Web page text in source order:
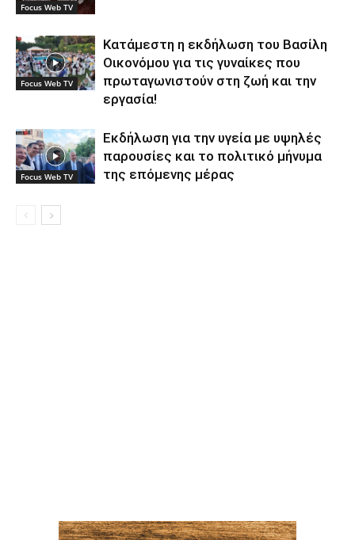
Focus Web TV
Focus Web TV
Κατάμεστη η εκδήλωση του Βασίλη
Οικονόμου για τις γυναίκες που
πρωταγωνιστούν στη ζωή και την
εργασία!
Focus Web TV
Εκδήλωση για την υγεία με υψηλές
παρουσίες και το πολιτικό μήνυμα
της επόμενης μέρας